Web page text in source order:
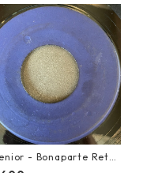
- Bonaparte Retre
21861】